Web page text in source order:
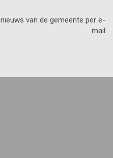
van de gemeente per e-
mail